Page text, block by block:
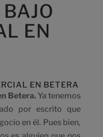
EN
EN BETERA
Betera.Ya tenemos
por escrito que
en él. Pues bien,